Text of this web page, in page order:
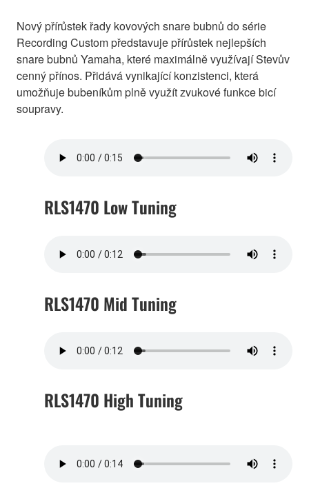
Nový přírůstek řady kovových snare bubnů do série
Recording Custom představuje přírůstek nejlepších
snare bubnů Yamaha, které maximálně využívají Stevův
cenný přínos. Přidává vynikající konzistenci, která
umožňuje bubeníkům plně využít zvukové funkce bicí
soupravy.
RLS1470 Low Tuning
RLS1470 Mid Tuning
RLS1470 High Tuning